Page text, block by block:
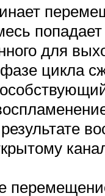
для
цикла